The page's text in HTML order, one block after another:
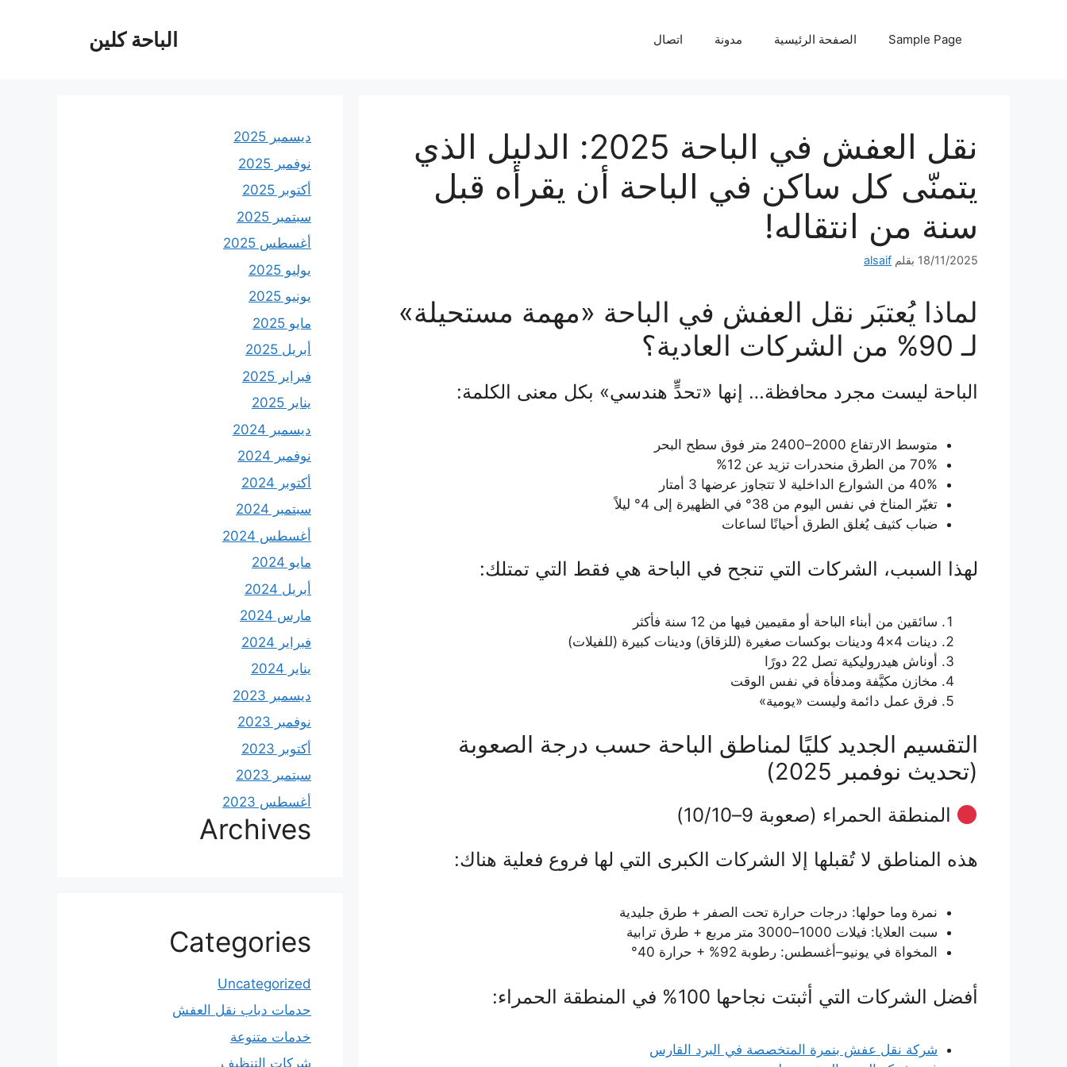
الباحة كلين Sample Page الصفحة الرئيسية مدونة اتصال
نقل العفش في الباحة 2025: الدليل الذي
يتمنّى كل ساكن في الباحة أن يقرأه قبل
سنة من انتقاله!
18/11/2025 بقلم alsaif
لماذا يُعتبَر نقل العفش في الباحة «مهمة مستحيلة»
لـ 90% من الشركات العادية؟
الباحة ليست مجرد محافظة… إنها «تحدٍّ هندسي» بكل معنى الكلمة:
متوسط الارتفاع 2000–2400 متر فوق سطح البحر
70% من الطرق منحدرات تزيد عن 12%
40% من الشوارع الداخلية لا تتجاوز عرضها 3 أمتار
تغيّر المناخ في نفس اليوم من 38° في الظهيرة إلى 4° ليلاً
ضباب كثيف يُغلق الطرق أحيانًا لساعات
لهذا السبب، الشركات التي تنجح في الباحة هي فقط التي تمتلك:
سائقين من أبناء الباحة أو مقيمين فيها من 12 سنة فأكثر
دينات 4×4 ودينات بوكسات صغيرة (للزقاق) ودينات كبيرة (للفيلات)
أوناش هيدروليكية تصل 22 دورًا
مخازن مكيَّفة ومدفأة في نفس الوقت
فرق عمل دائمة وليست «يومية»
التقسيم الجديد كليًا لمناطق الباحة حسب درجة الصعوبة
(تحديث نوفمبر 2025)
المنطقة الحمراء (صعوبة 9–10/10)
هذه المناطق لا تُقبلها إلا الشركات الكبرى التي لها فروع فعلية هناك:
نمرة وما حولها: درجات حرارة تحت الصفر + طرق جليدية
سبت العلايا: فيلات 1000–3000 متر مربع + طرق ترابية
المخواة في يونيو–أغسطس: رطوبة 92% + حرارة 40°
أفضل الشركات التي أثبتت نجاحها 100% في المنطقة الحمراء:
شركة نقل عفش بنمرة المتخصصة في البرد القارس
ديسمبر 2025
نوفمبر 2025
أكتوبر 2025
سبتمبر 2025
أغسطس 2025
يوليو 2025
يونيو 2025
مايو 2025
أبريل 2025
فبراير 2025
يناير 2025
ديسمبر 2024
نوفمبر 2024
أكتوبر 2024
سبتمبر 2024
أغسطس 2024
مايو 2024
أبريل 2024
مارس 2024
فبراير 2024
يناير 2024
ديسمبر 2023
نوفمبر 2023
أكتوبر 2023
سبتمبر 2023
أغسطس 2023
Archives
Categories
Uncategorized
حدمات دباب نقل العفش
خدمات متنوعة
شركات التنظيف